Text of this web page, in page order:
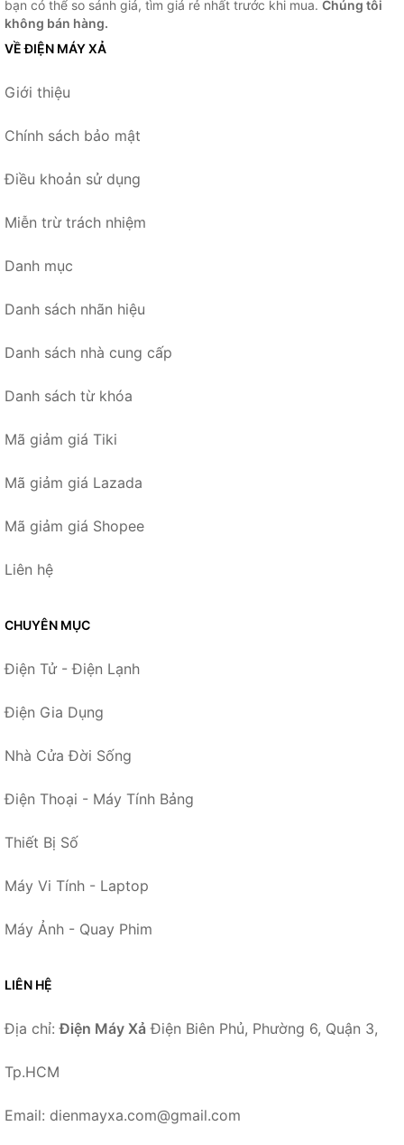
bạn có thể so sánh giá, tìm giá rẻ nhất trước khi mua. Chúng tôi
không bán hàng.
VỀ ĐIỆN MÁY XẢ
Giới thiệu
Chính sách bảo mật
Điều khoản sử dụng
Miễn trừ trách nhiệm
Danh mục
Danh sách nhãn hiệu
Danh sách nhà cung cấp
Danh sách từ khóa
Mã giảm giá Tiki
Mã giảm giá Lazada
Mã giảm giá Shopee
Liên hệ
CHUYÊN MỤC
Điện Tử - Điện Lạnh
Điện Gia Dụng
Nhà Cửa Đời Sống
Điện Thoại - Máy Tính Bảng
Thiết Bị Số
Máy Vi Tính - Laptop
Máy Ảnh - Quay Phim
LIÊN HỆ
Địa chỉ:Điện Máy Xả Điện Biên Phủ, Phường 6, Quận 3,
Tp.HCM
Email: dienmayxa.com@gmail.com